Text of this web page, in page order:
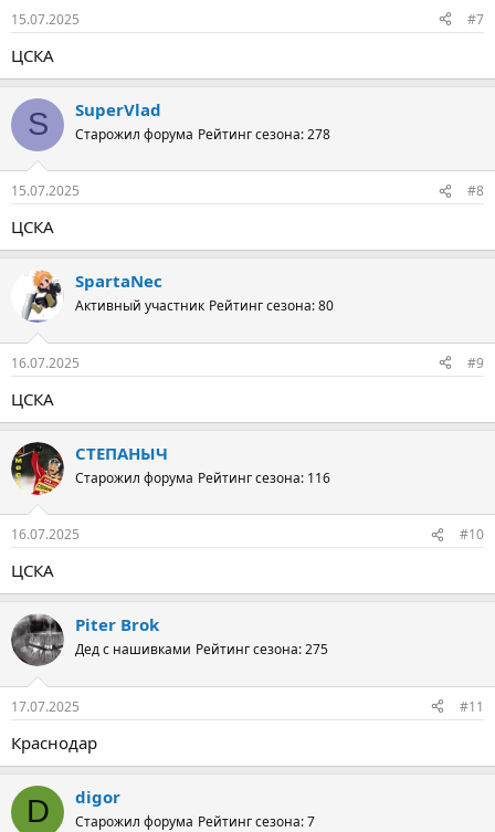
15.07.2025 #7
ЦСКА
S SuperVlad
Старожил форума Рейтинг сезона: 278
15.07.2025 #8
ЦСКА
SpartaNec
Активный участник Рейтинг сезона: 80
16.07.2025 #9
ЦСКА
СТЕПАНЫЧ
Старожил форума Рейтинг сезона: 116
16.07.2025 #10
ЦСКА
Piter Brok
Дед с нашивками Рейтинг сезона: 275
17.07.2025 #11
Краснодар
D digor
Старожил форума Рейтинг сезона: 7